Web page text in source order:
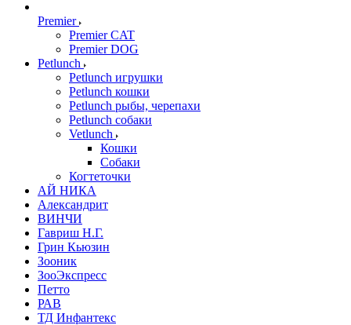
Premier
Premier CAT
Premier DOG
Petlunch
Petlunch игрушки
Petlunch кошки
Petlunch рыбы, черепахи
Petlunch собаки
Vetlunch
Кошки
Собаки
Когтеточки
АЙ НИКА
Александрит
ВИНЧИ
Гавриш Н.Г.
Грин Кьюзин
Зооник
ЗооЭкспресс
Петто
РАВ
ТД Инфантекс